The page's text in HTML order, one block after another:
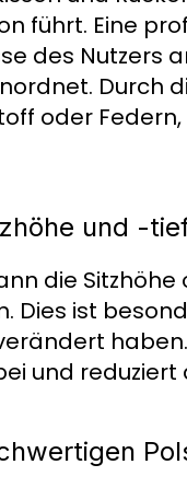
führt. Eine
des Nutzers
Durch
oder
und -
die
Dies ist
und reduziert